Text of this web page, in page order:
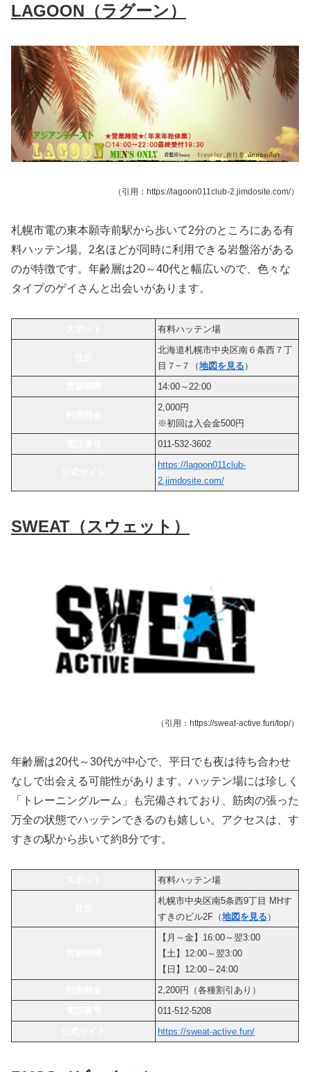
LAGOON（ラグーン）
（引用：https://lagoon011club-2.jimdosite.com/）
札幌市電の東本願寺前駅から歩いて2分のところにある有
料ハッテン場。2名ほどが同時に利用できる岩盤浴がある
のが特徴です。年齢層は20～40代と幅広いので、色々な
タイプのゲイさんと出会いがあります。
有料ハッテン場
北海道札幌市中央区南６条西７丁
目７−７（地図を見る ）
14:00～22:00
2,000円
※初回は入会金500円
011-532-3602
https://lagoon011club-
2.jimdosite.com/
SWEAT（スウェット）
（引用：https://sweat-active.fun/top/）
年齢層は20代～30代が中心で、平日でも夜は待ち合わせ
なしで出会える可能性があります。ハッテン場には珍しく
「トレーニングルーム」も完備されており、筋肉の張った
万全の状態でハッテンできるのも嬉しい。アクセスは、す
すきの駅から歩いて約8分です。
有料ハッテン場
札幌市中央区南5条西9丁目 MHす
すきのビル2F（地図を見る ）
【月～金】16:00～翌3:00
【土】12:00～翌3:00
【日】12:00～24:00
2,200円（各種割引あり）
011-512-5208
https://sweat-active.fun/